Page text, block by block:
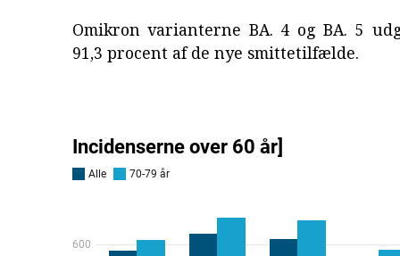
Omikron varianterne BA. 4 og BA. 5
91,3 procent af de nye smittetilfælde.